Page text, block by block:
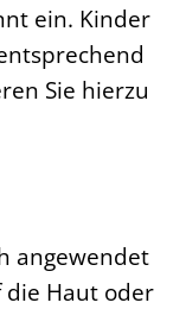
ein. Kinder
Sie hierzu
angewendet
die Haut oder